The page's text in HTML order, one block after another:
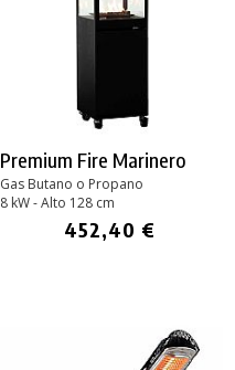
Premium Fire Marinero
Gas Butano o Propano
8 kW - Alto 128 cm
452,40 €